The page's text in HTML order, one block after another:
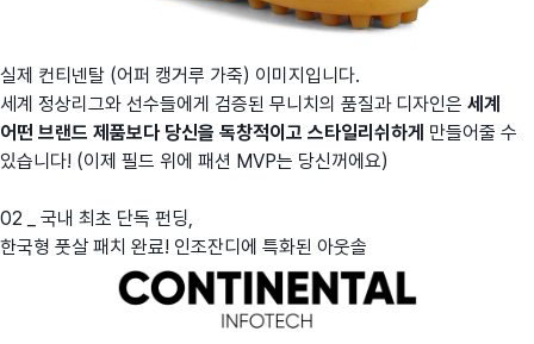
실제 컨티넨탈 (어퍼 캥거루 가죽) 이미지입니다.
세계 정상리그와 선수들에게 검증된 무니치의 품질과 디자인은 세계
어떤 브랜드 제품보다 당신을 독창적이고 스타일리쉬하게 만들어줄 수
있습니다! (이제 필드 위에 패션 MVP는 당신꺼에요)
02 _ 국내 최초 단독 펀딩,
한국형 풋살 패치 완료! 인조잔디에 특화된 아웃솔